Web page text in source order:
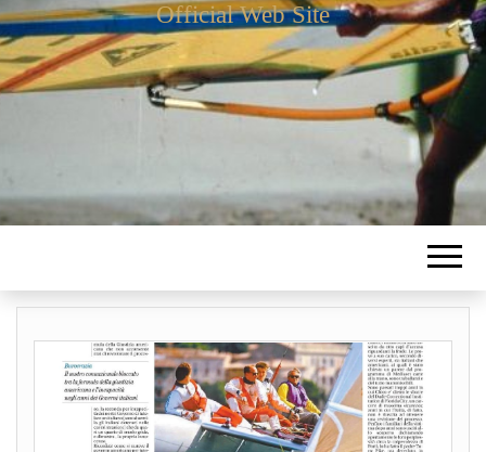
Official Web Site